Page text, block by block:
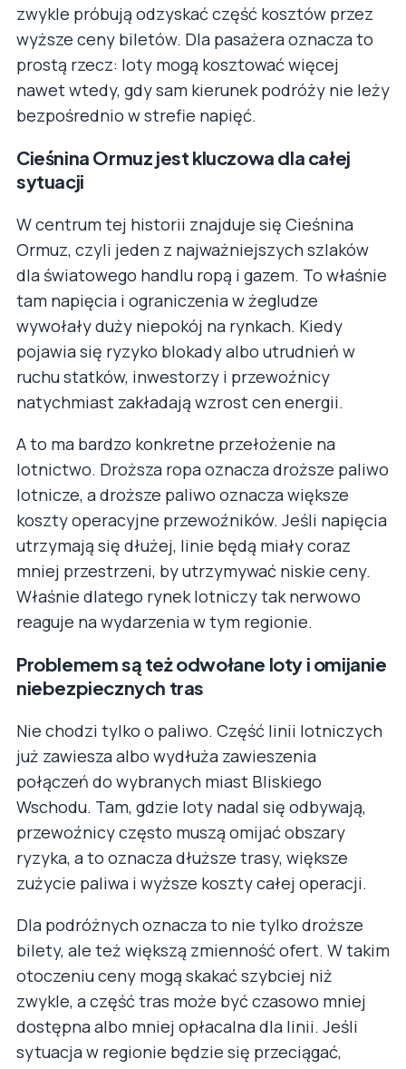
zwykle próbują odzyskać część kosztów przez
wyższe ceny biletów. Dla pasażera oznacza to
prostą rzecz: loty mogą kosztować więcej
nawet wtedy, gdy sam kierunek podróży nie leży
bezpośrednio w strefie napięć.
Cieśnina Ormuz jest kluczowa dla całej
sytuacji
W centrum tej historii znajduje się Cieśnina
Ormuz, czyli jeden z najważniejszych szlaków
dla światowego handlu ropą i gazem. To właśnie
tam napięcia i ograniczenia w żegludze
wywołały duży niepokój na rynkach. Kiedy
pojawia się ryzyko blokady albo utrudnień w
ruchu statków, inwestorzy i przewoźnicy
natychmiast zakładają wzrost cen energii.
A to ma bardzo konkretne przełożenie na
lotnictwo. Droższa ropa oznacza droższe paliwo
lotnicze, a droższe paliwo oznacza większe
koszty operacyjne przewoźników. Jeśli napięcia
utrzymają się dłużej, linie będą miały coraz
mniej przestrzeni, by utrzymywać niskie ceny.
Właśnie dlatego rynek lotniczy tak nerwowo
reaguje na wydarzenia w tym regionie.
Problemem są też odwołane loty i omijanie
niebezpiecznych tras
Nie chodzi tylko o paliwo. Część linii lotniczych
już zawiesza albo wydłuża zawieszenia
połączeń do wybranych miast Bliskiego
Wschodu. Tam, gdzie loty nadal się odbywają,
przewoźnicy często muszą omijać obszary
ryzyka, a to oznacza dłuższe trasy, większe
zużycie paliwa i wyższe koszty całej operacji.
Dla podróżnych oznacza to nie tylko droższe
bilety, ale też większą zmienność ofert. W takim
otoczeniu ceny mogą skakać szybciej niż
zwykle, a część tras może być czasowo mniej
dostępna albo mniej opłacalna dla linii. Jeśli
sytuacja w regionie będzie się przeciągać,